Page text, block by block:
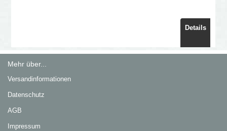
Details
Mehr über...
Versandinformationen
Datenschutz
AGB
Impressum